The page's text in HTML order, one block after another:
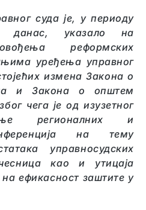
суда је, у периоду
указало на
реформских
уређења управног
измена Закона о
и Закона о општем
чега је од изузетног
регионалних и
на тему
управносудских
као и утицаја
ефикасност заштите у